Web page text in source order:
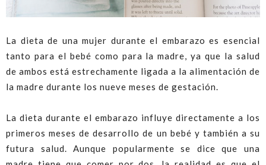
La dieta de una mujer durante el embarazo es esencial
tanto para el bebé como para la madre, ya que la salud
de ambos está estrechamente ligada a la alimentación de
la madre durante los nueve meses de gestación.
La dieta durante el embarazo influye directamente a los
primeros meses de desarrollo de un bebé y también a su
futura salud. Aunque popularmente se dice que una